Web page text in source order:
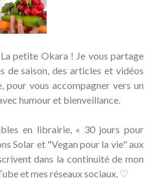
petite Okara ! Je vous partage
de saison, des articles et vidéos
pour vous accompagner vers un
humour et bienveillance.
en librairie, « 30 jours pour
Solar et "Vegan pour la vie" aux
dans la continuité de mon
et mes réseaux sociaux. ♡